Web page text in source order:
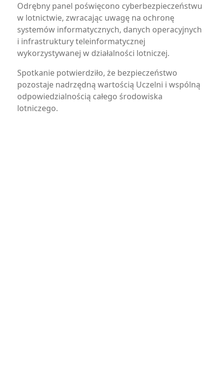
Odrębny panel poświęcono cyberbezpieczeństwu
w lotnictwie, zwracając uwagę na ochronę
systemów informatycznych, danych operacyjnych
i infrastruktury teleinformatycznej
wykorzystywanej w działalności lotniczej.
Spotkanie potwierdziło, że bezpieczeństwo
pozostaje nadrzędną wartością Uczelni i wspólną
odpowiedzialnością całego środowiska
lotniczego.